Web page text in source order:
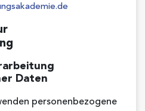
Daten
personenbezogene